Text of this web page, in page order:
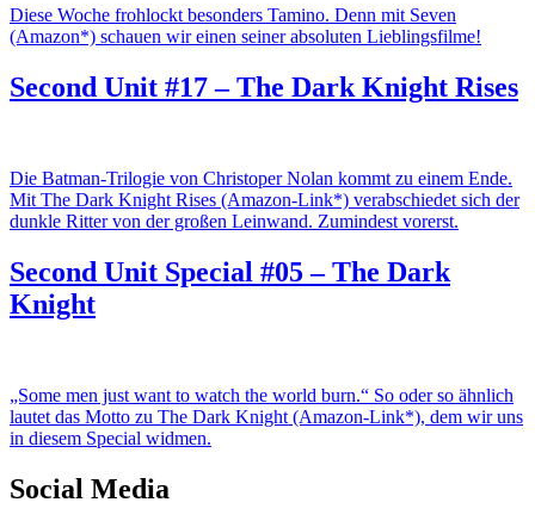
Diese Woche frohlockt besonders Tamino. Denn mit Seven
(Amazon*) schauen wir einen seiner absoluten Lieblingsfilme!
Second Unit #17 – The Dark Knight Rises
Die Batman-Trilogie von Christoper Nolan kommt zu einem Ende.
Mit The Dark Knight Rises (Amazon-Link*) verabschiedet sich der
dunkle Ritter von der großen Leinwand. Zumindest vorerst.
Second Unit Special #05 – The Dark
Knight
„Some men just want to watch the world burn.“ So oder so ähnlich
lautet das Motto zu The Dark Knight (Amazon-Link*), dem wir uns
in diesem Special widmen.
Social Media